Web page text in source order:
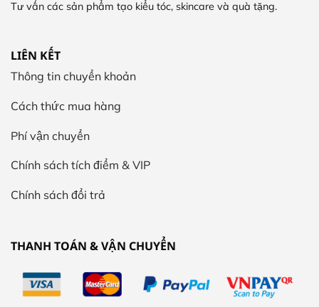
Tư vấn các sản phẩm tạo kiểu tóc, skincare và quà tặng.
LIÊN KẾT
Thông tin chuyển khoản
Cách thức mua hàng
Phí vận chuyển
Chính sách tích điểm & VIP
Chính sách đổi trả
THANH TOÁN & VẬN CHUYỂN